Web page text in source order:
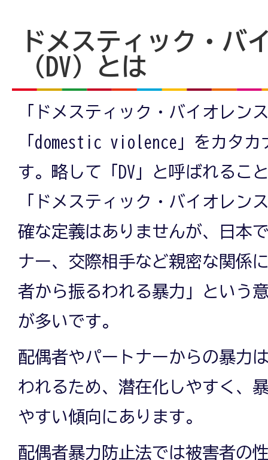
ドメスティック・バ
（DV）とは
「ドメスティック・バイオレン
「domestic violence」をカタカ
す。略して「DV」と呼ばれるこ
「ドメスティック・バイオレン
確な定義はありませんが、日本
ナー、交際相手など親密な関係
者から振るわれる暴力」という
が多いです。
配偶者やパートナーからの暴力
われるため、潜在化しやすく、
やすい傾向にあります。
配偶者暴力防止法では被害者の